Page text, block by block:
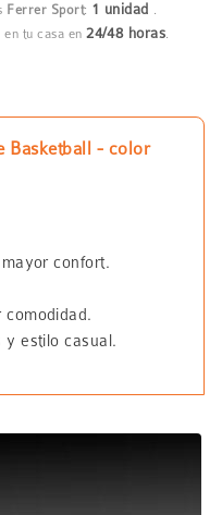
Ferrer Sport: 1 unidad .
en tu casa en24/48 horas.
Basketball - color
confort.
comodidad.
y estilo casual.